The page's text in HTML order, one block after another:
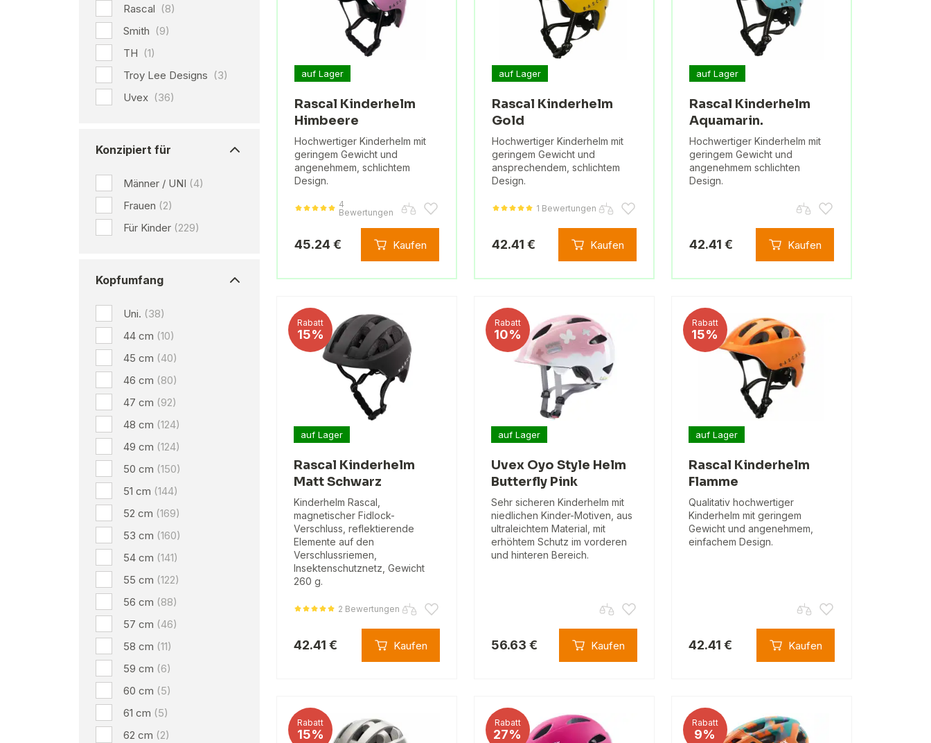
Rascal (8)
Smith (9)
TH (1)
Troy Lee Designs (3)
Uvex (36)
Konzipiert für
Männer / UNI (4)
Frauen (2)
Für Kinder (229)
Kopfumfang
Uni. (38)
44 cm (10)
45 cm (40)
46 cm (80)
47 cm (92)
48 cm (124)
49 cm (124)
50 cm (150)
51 cm (144)
52 cm (169)
53 cm (160)
54 cm (141)
55 cm (122)
56 cm (88)
57 cm (46)
58 cm (11)
59 cm (6)
60 cm (5)
61 cm (5)
62 cm (2)
auf Lager
Rascal Kinderhelm
Himbeere
Hochwertiger Kinderhelm mit
geringem Gewicht und
angenehmem, schlichtem
Design.
4
Bewertungen
45.24 € Kaufen
auf Lager
Rascal Kinderhelm
Gold
Hochwertiger Kinderhelm mit
geringem Gewicht und
ansprechendem, schlichtem
Design.
1 Bewertungen
42.41 € Kaufen
auf Lager
Rascal Kinderhelm
Aquamarin.
Hochwertiger Kinderhelm mit
geringem Gewicht und
angenehmem schlichten
Design.
42.41 € Kaufen
Rabatt
15%
auf Lager
Rascal Kinderhelm
Matt Schwarz
Kinderhelm Rascal,
magnetischer Fidlock-
Verschluss, reflektierende
Elemente auf den
Verschlussriemen,
Insektenschutznetz, Gewicht
260 g.
2 Bewertungen
42.41 € Kaufen
Rabatt
10%
auf Lager
Uvex Oyo Style Helm
Butterfly Pink
Sehr sicheren Kinderhelm mit
niedlichen Kinder-Motiven, aus
ultraleichtem Material, mit
erhöhtem Schutz im vorderen
und hinteren Bereich.
56.63 € Kaufen
Rabatt
15%
auf Lager
Rascal Kinderhelm
Flamme
Qualitativ hochwertiger
Kinderhelm mit geringem
Gewicht und angenehmem,
einfachem Design.
42.41 € Kaufen
Rabatt
15%
Rabatt
27%
Rabatt
9%